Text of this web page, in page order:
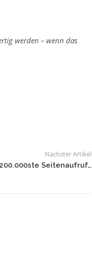
werden – wenn das
Nächster Artikel
Seitenaufruf…